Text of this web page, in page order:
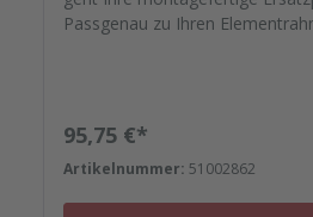
Passgenau zu Ihren
Regulärer Preis:
95,75 €*
Artikelnummer: 51002862